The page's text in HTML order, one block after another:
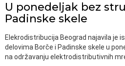
U ponedeljak bez
Padinske skele
Elekrodistribucija Beograd najavila je
delovima Borče i Padinske skele u
na održavanju elektrodistributivnih